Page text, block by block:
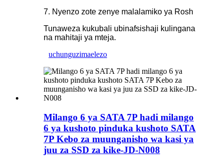
7. Nyenzo zote zenye malalamiko ya Rosh
Tunaweza kukubali ubinafsishaji kulingana
na mahitaji ya mteja.
uchunguzimaelezo
Milango 6 ya SATA 7P hadi milango
6 ya kushoto pinduka kushoto SATA
7P Kebo za muunganisho wa kasi ya
juu za SSD za kike-JD-N008